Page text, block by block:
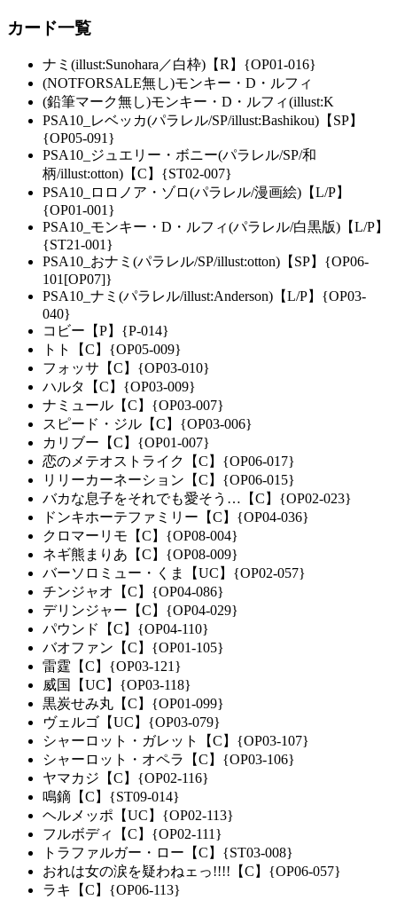
カード一覧
ナミ(illust:Sunohara／白枠)【R】{OP01-016}
(NOTFORSALE無し)モンキー・D・ルフィ
(鉛筆マーク無し)モンキー・D・ルフィ(illust:K
PSA10_レベッカ(パラレル/SP/illust:Bashikou)【SP】
{OP05-091}
PSA10_ジュエリー・ボニー(パラレル/SP/和
柄/illust:otton)【C】{ST02-007}
PSA10_ロロノア・ゾロ(パラレル/漫画絵)【L/P】
{OP01-001}
PSA10_モンキー・D・ルフィ(パラレル/白黒版)【L/P】
{ST21-001}
PSA10_おナミ(パラレル/SP/illust:otton)【SP】{OP06-
101[OP07]}
PSA10_ナミ(パラレル/illust:Anderson)【L/P】{OP03-
040}
コビー【P】{P-014}
トト【C】{OP05-009}
フォッサ【C】{OP03-010}
ハルタ【C】{OP03-009}
ナミュール【C】{OP03-007}
スピード・ジル【C】{OP03-006}
カリブー【C】{OP01-007}
恋のメテオストライク【C】{OP06-017}
リリーカーネーション【C】{OP06-015}
バカな息子をそれでも愛そう…【C】{OP02-023}
ドンキホーテファミリー【C】{OP04-036}
クロマーリモ【C】{OP08-004}
ネギ熊まりあ【C】{OP08-009}
バーソロミュー・くま【UC】{OP02-057}
チンジャオ【C】{OP04-086}
デリンジャー【C】{OP04-029}
パウンド【C】{OP04-110}
バオファン【C】{OP01-105}
雷霆【C】{OP03-121}
威国【UC】{OP03-118}
黒炭せみ丸【C】{OP01-099}
ヴェルゴ【UC】{OP03-079}
シャーロット・ガレット【C】{OP03-107}
シャーロット・オペラ【C】{OP03-106}
ヤマカジ【C】{OP02-116}
鳴鏑【C】{ST09-014}
ヘルメッポ【UC】{OP02-113}
フルボディ【C】{OP02-111}
トラファルガー・ロー【C】{ST03-008}
おれは女の涙を疑わねェっ!!!!【C】{OP06-057}
ラキ【C】{OP06-113}